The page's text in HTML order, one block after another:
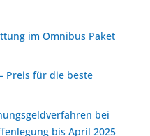
im Omnibus Paket
Preis für die beste
bei
bis April 2025